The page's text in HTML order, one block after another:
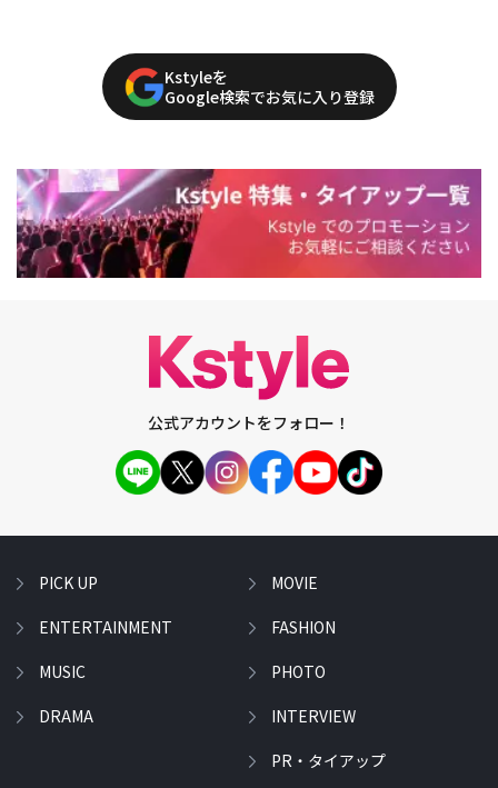
Kstyleを
Google検索でお気に入り登録
公式アカウントをフォロー！
PICK UP
ENTERTAINMENT
MUSIC
DRAMA
MOVIE
FASHION
PHOTO
INTERVIEW
PR・タイアップ